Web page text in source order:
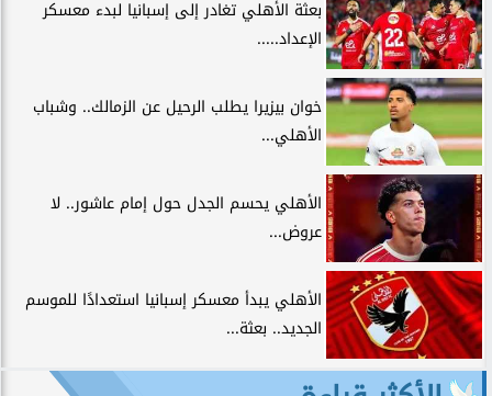
بعثة الأهلي تغادر إلى إسبانيا لبدء معسكر
الإعداد.....
خوان بيزيرا يطلب الرحيل عن الزمالك.. وشباب
الأهلي...
الأهلي يحسم الجدل حول إمام عاشور.. لا
عروض...
الأهلي يبدأ معسكر إسبانيا استعدادًا للموسم
الجديد.. بعثة...